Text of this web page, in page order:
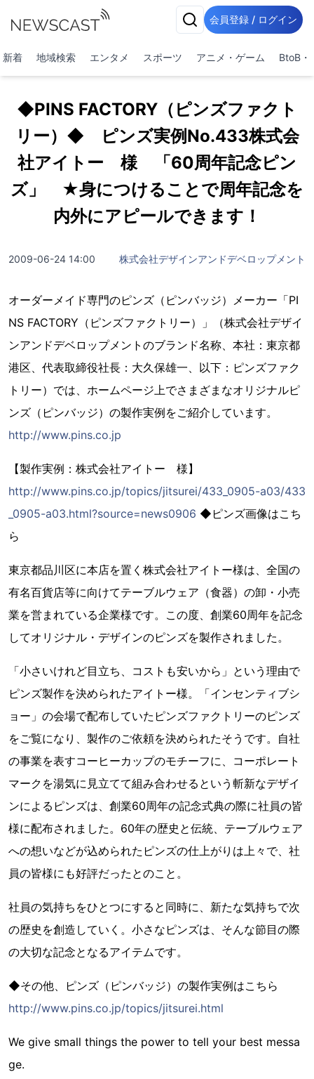
会員登録 / ログイン
新着 地域検索 エンタメ スポーツ アニメ・ゲーム BtoB・
◆PINS FACTORY（ピンズファクト
リー）◆ ピンズ実例No.433株式会
社アイトー 様 「60周年記念ピン
ズ」 ★身につけることで周年記念を
内外にアピールできます！
2009-06-24 14:00 株式会社デザインアンドデベロップメント
オーダーメイド専門のピンズ（ピンバッジ）メーカー「PI
NS FACTORY（ピンズファクトリー）」（株式会社デザイ
ンアンドデベロップメントのブランド名称、本社：東京都
港区、代表取締役社長：大久保雄一、以下：ピンズファク
トリー）では、ホームページ上でさまざまなオリジナルピ
ンズ（ピンバッジ）の製作実例をご紹介しています。
http://www.pins.co.jp
【製作実例：株式会社アイトー 様】
http://www.pins.co.jp/topics/jitsurei/433_0905-a03/433
_0905-a03.html?source=news0906 ◆ピンズ画像はこち
ら
東京都品川区に本店を置く株式会社アイトー様は、全国の
有名百貨店等に向けてテーブルウェア（食器）の卸・小売
業を営まれている企業様です。この度、創業60周年を記念
してオリジナル・デザインのピンズを製作されました。
「小さいけれど目立ち、コストも安いから」という理由で
ピンズ製作を決められたアイトー様。「インセンティブシ
ョー」の会場で配布していたピンズファクトリーのピンズ
をご覧になり、製作のご依頼を決められたそうです。自社
の事業を表すコーヒーカップのモチーフに、コーポレート
マークを湯気に見立てて組み合わせるという斬新なデザイ
ンによるピンズは、創業60周年の記念式典の際に社員の皆
様に配布されました。60年の歴史と伝統、テーブルウェア
への想いなどが込められたピンズの仕上がりは上々で、社
員の皆様にも好評だったとのこと。
社員の気持ちをひとつにすると同時に、新たな気持ちで次
の歴史を創造していく。小さなピンズは、そんな節目の際
の大切な記念となるアイテムです。
◆その他、ピンズ（ピンバッジ）の製作実例はこちら
http://www.pins.co.jp/topics/jitsurei.html
We give small things the power to tell your best messa
ge.